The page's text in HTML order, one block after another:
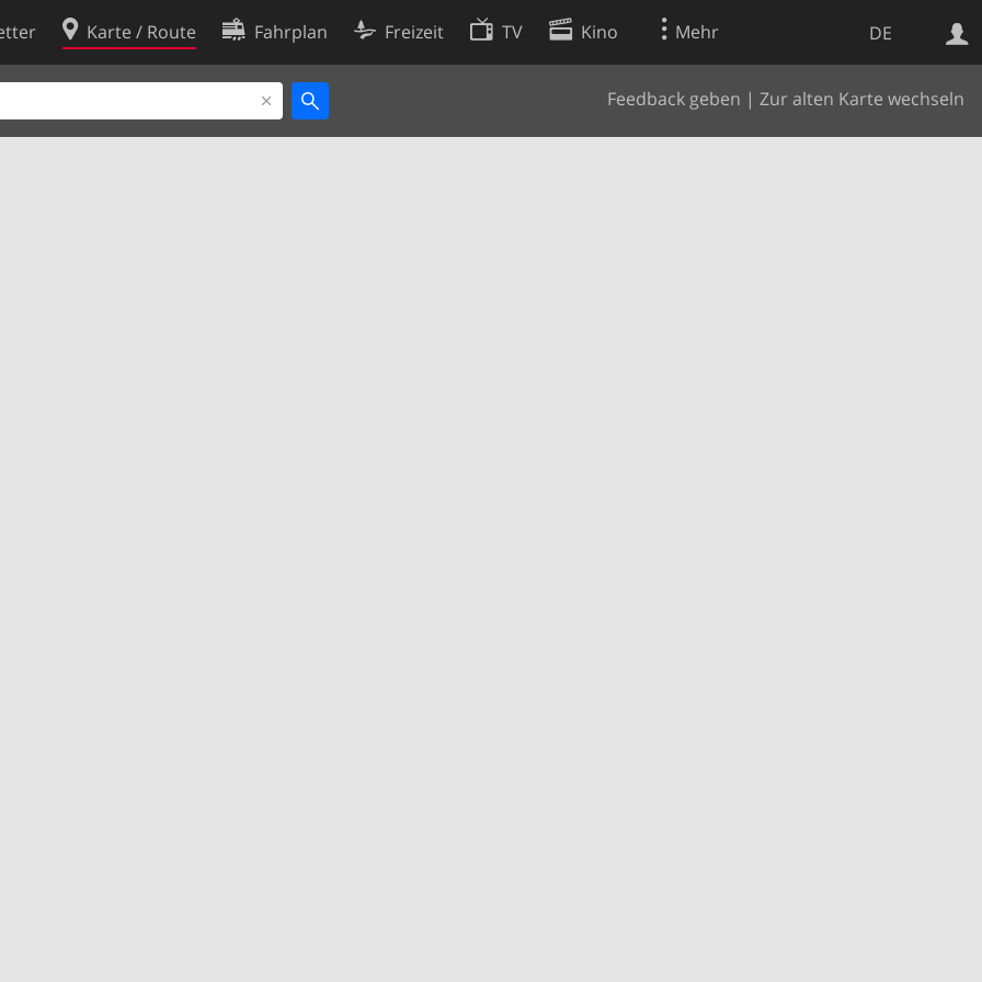
DE
Karte / Route Fahrplan Freizeit TV Kino Mehr
Feedback geben | Zur alten Karte wechseln
Websuche
Cookie-Richtlinie
Cookie-Einstellungen